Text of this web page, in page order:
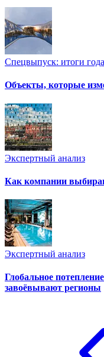
Спецвыпуск: итоги года
Объекты, которые
Экспертный анализ
Как компании
Экспертный анализ
Глобальное
завоёвывают регионы